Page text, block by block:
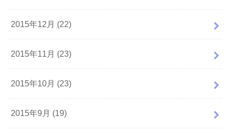
2015年12月 (22)
2015年11月 (23)
2015年10月 (23)
2015年9月 (19)